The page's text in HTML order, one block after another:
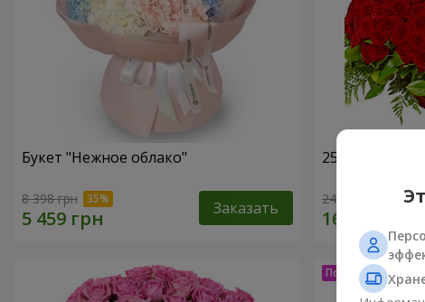
Букет "Нежное облако"
8 398 грн Заказать
251 красная
24 227 грн